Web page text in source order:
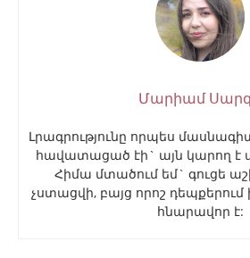
Մարիամ
Լրագրությունը որպես
հավատացած էի` այն կարող է
Հիմա մտածում եմ` գուցե
չստացվի, բայց որոշ
հնարավոր է: